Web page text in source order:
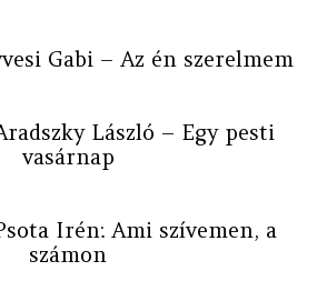
Gabi – Az én szerelmem
László – Egy pesti
vasárnap
Irén: Ami szívemen, a
számon